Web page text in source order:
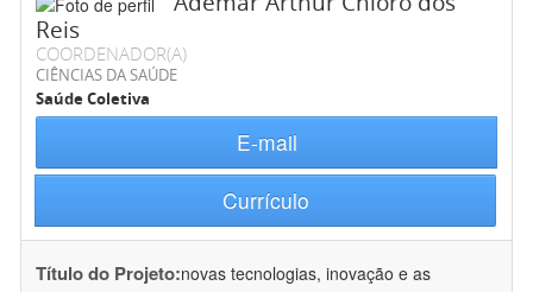
Reis
COORDENADOR(A)
CIÊNCIAS DA SAÚDE
Saúde Coletiva
E-mail
Currículo
Título do Projeto:novas tecnologias, inovação e as